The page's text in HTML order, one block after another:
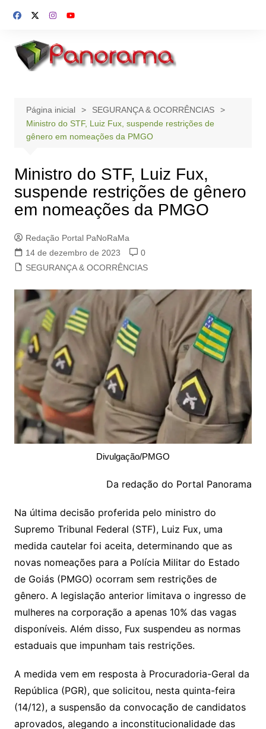
para
conteúdo
Página inicial
SEGURANÇA & OCORRÊNCIAS
Ministro do STF, Luiz Fux, suspende restrições de
gênero em nomeações da PMGO
Ministro do STF, Luiz Fux,
suspende restrições de gênero
em nomeações da PMGO
Redação Portal PaNoRaMa
14 de dezembro de 2023
0
SEGURANÇA & OCORRÊNCIAS
Divulgação/PMGO
Da redação do Portal Panorama
Na última decisão proferida pelo ministro do
Supremo Tribunal Federal (STF), Luiz Fux, uma
medida cautelar foi aceita, determinando que as
novas nomeações para a Polícia Militar do Estado
de Goiás (PMGO) ocorram sem restrições de
gênero. A legislação anterior limitava o ingresso de
mulheres na corporação a apenas 10% das vagas
disponíveis. Além disso, Fux suspendeu as normas
estaduais que impunham tais restrições.
A medida vem em resposta à Procuradoria-Geral da
República (PGR), que solicitou, nesta quinta-feira
(14/12), a suspensão da convocação de candidatos
aprovados, alegando a inconstitucionalidade das